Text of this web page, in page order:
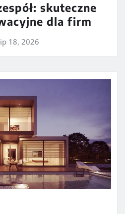
skuteczne
dla firm
18, 2026